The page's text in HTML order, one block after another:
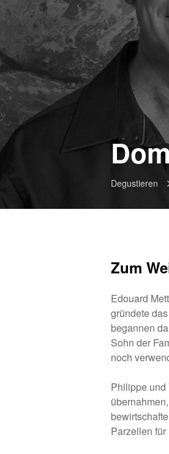
Degustieren
Zum
Edouard
gründete
begannen
Sohn der
noch
Philippe und
Parzellen